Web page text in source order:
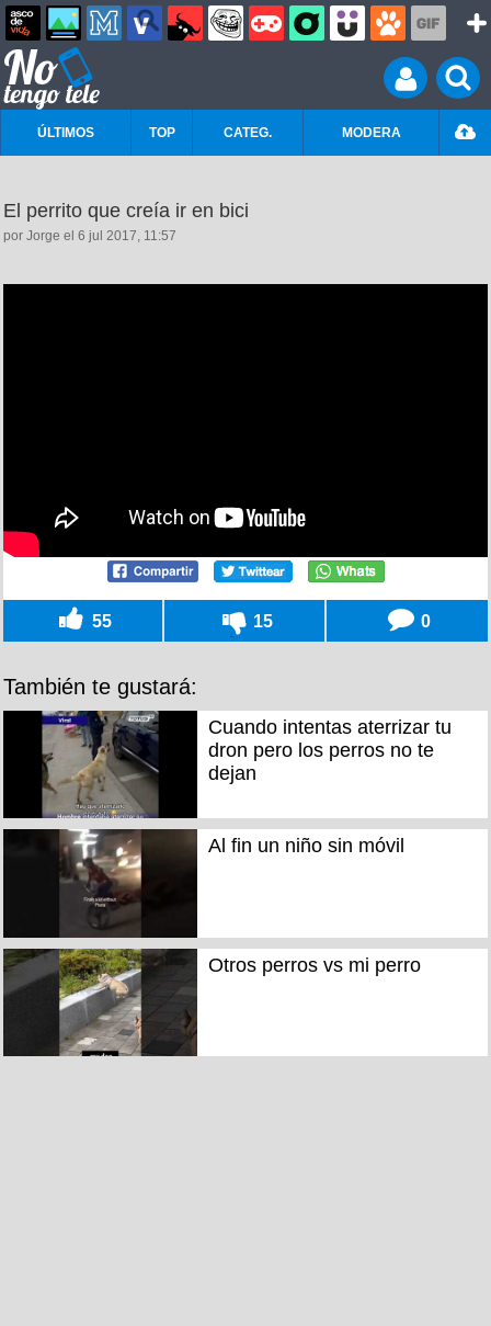
ÚLTIMOS TOP CATEG. MODERA
El perrito que creía ir en bici
por Jorge el 6 jul 2017, 11:57
55 15 0
También te gustará:
Cuando intentas aterrizar tu
dron pero los perros no te
dejan
Al fin un niño sin móvil
Otros perros vs mi perro